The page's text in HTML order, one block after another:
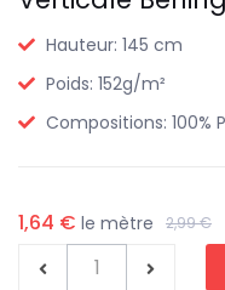
Hauteur: 145 cm
Poids: 152g/m²
Compositions: 100%
1,64 € le mètre 2,99 €